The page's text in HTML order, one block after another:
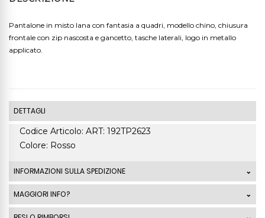
Pantalone in misto lana con fantasia a quadri, modello chino, chiusura
frontale con zip nascosta e gancetto, tasche laterali, logo in metallo
applicato.
DETTAGLI
Codice Articolo: ART: 192TP2623
Colore: Rosso
INFORMAZIONI SULLA SPEDIZIONE
Le spedizioni standard Italia di ordini che superano
99,00 Euro sono GRATUITE. La spedizione standard
MAGGIORI INFO?